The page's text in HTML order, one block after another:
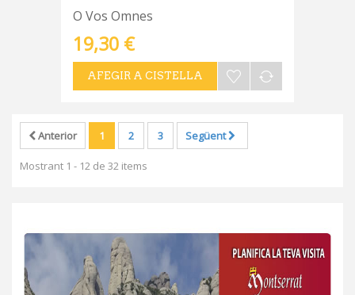
O Vos Omnes
19,30 €
AFEGIR A CISTELLA
Anterior 1 2 3 Següent
Mostrant 1 - 12 de 32 items